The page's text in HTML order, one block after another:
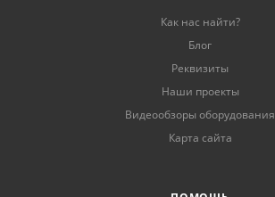
Как нас найти?
Блог
Реквизиты
Наши проекты
Видеообзоры оборудования
Карта сайта